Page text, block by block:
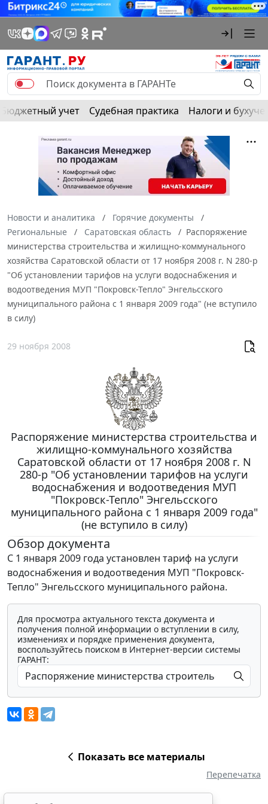
Бюджетный учет Судебная практика Налоги и
Новости и аналитика
Горячие документы
Региональные
Саратовская область
Распоряжение
министерства строительства и жилищно-коммунального
хозяйства Саратовской области от 17 ноября 2008 г. N 280-p
"Об установлении тарифов на услуги водоснабжения и
водоотведения МУП "Покровск-Тепло" Энгельсского
муниципального района с 1 января 2009 года" (не вступило
в силу)
29 ноября 2008
Распоряжение министерства строительства и
жилищно-коммунального хозяйства
Саратовской области от 17 ноября 2008 г. N
280-p "Об установлении тарифов на услуги
водоснабжения и водоотведения МУП
"Покровск-Тепло" Энгельсского
муниципального района с 1 января 2009 года"
(не вступило в силу)
Обзор документа
С 1 января 2009 года установлен тариф на услуги
водоснабжения и водоотведения МУП "Покровск-
Тепло" Энгельсского муниципального района.
Для просмотра актуального текста документа и
получения полной информации о вступлении в силу,
изменениях и порядке применения документа,
воспользуйтесь поиском в Интернет-версии системы
ГАРАНТ:
Показать все материалы
Перепечатка